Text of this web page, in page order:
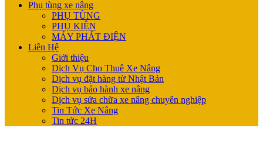
Phụ tùng xe nâng
PHỤ TÙNG
PHỤ KIỆN
MÁY PHÁT ĐIỆN
Liên Hệ
Giới thiệu
Dịch Vụ Cho Thuê Xe Nâng
Dịch vụ đặt hàng từ Nhật Bản
Dịch vụ bảo hành xe nâng
Dịch vụ sửa chữa xe nâng chuyên nghiệp
Tin Tức Xe Nâng
Tin tức 24H